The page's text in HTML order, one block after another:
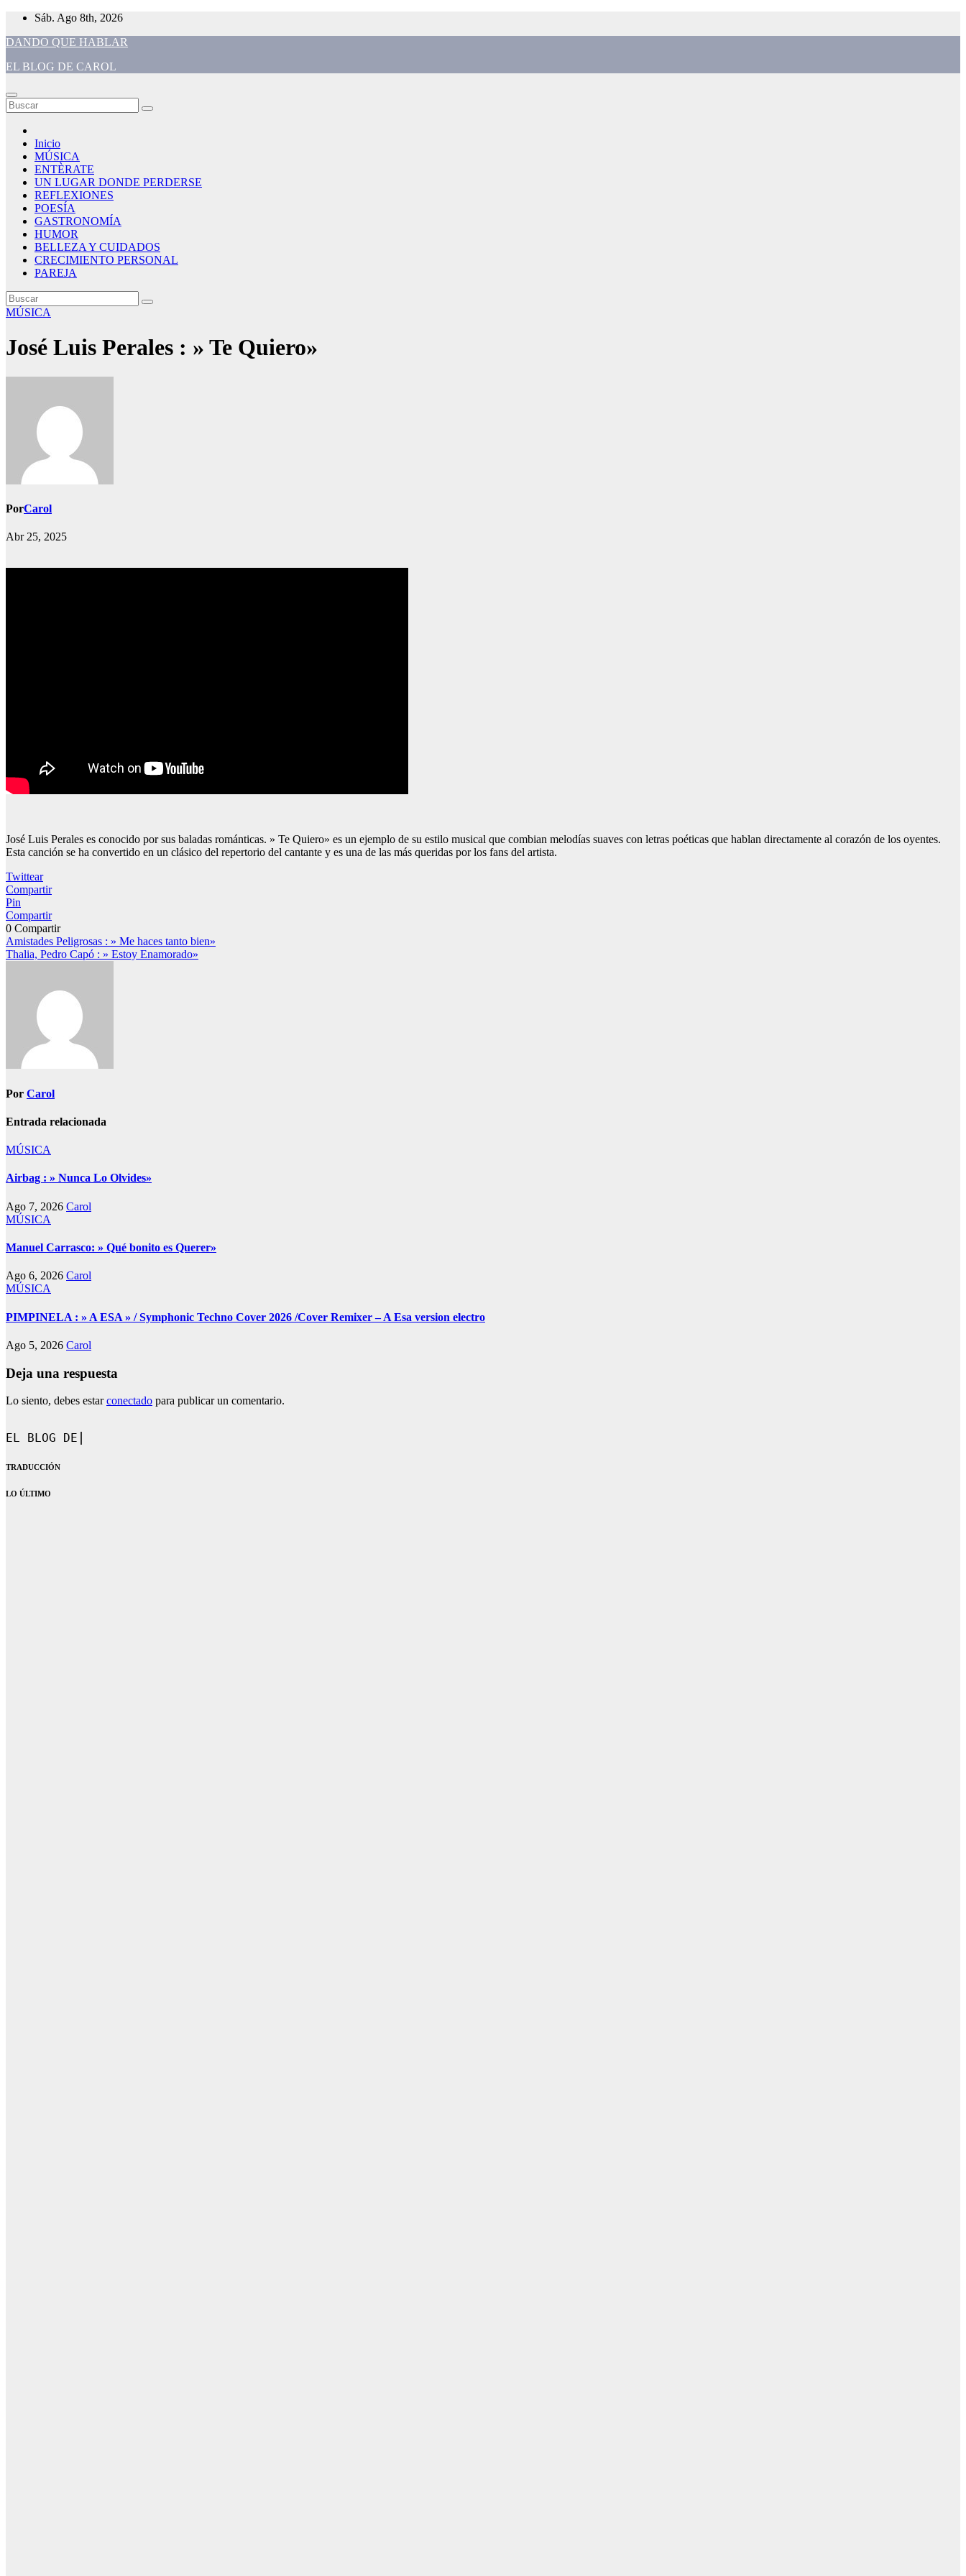
Saltar
contenido
Sáb. Ago 8th, 2026
DANDO QUE HABLAR
EL BLOG DE CAROL
Inicio
MÚSICA
ENTÈRATE
UN LUGAR DONDE PERDERSE
REFLEXIONES
POESÍA
GASTRONOMÍA
HUMOR
BELLEZA Y CUIDADOS
CRECIMIENTO PERSONAL
PAREJA
MÚSICA
José Luis Perales : » Te Quiero»
PorCarol
Abr 25, 2025
José Luis Perales es conocido por sus baladas románticas. » Te Quiero» es un ejemplo de su estilo musical que combian melodías suaves con letras poéticas que hablan directamente al corazón de los oyentes.
Esta canción se ha convertido en un clásico del repertorio del cantante y es una de las más queridas por los fans del artista.
Twittear
Compartir
Pin
Compartir
0 Compartir
Navegación
de
Amistades Peligrosas : » Me haces tanto bien»
Thalia, Pedro Capó : » Estoy Enamorado»
Por Carol
Entrada relacionada
MÚSICA
Airbag : » Nunca Lo Olvides»
Ago 7, 2026 Carol
MÚSICA
Manuel Carrasco: » Qué bonito es Querer»
Ago 6, 2026 Carol
MÚSICA
PIMPINELA : » A ESA » / Symphonic Techno Cover 2026 /Cover Remixer – A Esa version electro
Ago 5, 2026 Carol
Deja una respuesta
Lo siento, debes estarconectado para publicar un comentario.
EL BLOG DE CAROL.
TRADUCCIÓN
LO ÚLTIMO